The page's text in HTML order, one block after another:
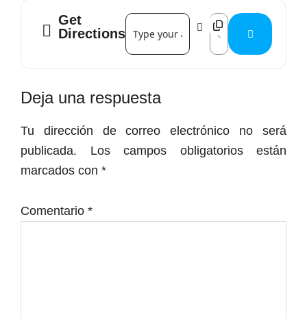
Get
Directions
Address - Beniarte []Destination Address
Interacciones
con
los
lectores
Deja una respuesta
Tu dirección de correo electrónico no será
publicada.
Los campos obligatorios están
marcados con *
Comentario *